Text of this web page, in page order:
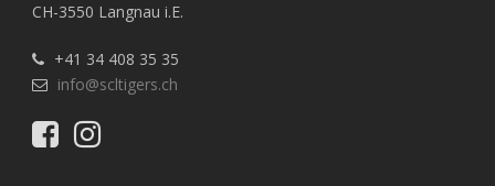
CH-3550 Langnau i.E.
+41 34 408 35 35
info@scltigers.ch